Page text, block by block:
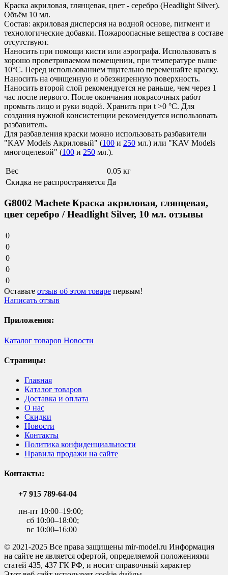
Краска акриловая, глянцевая, цвет - серебро (Headlight Silver).
Объём 10 мл.
Состав: акриловая дисперсия на водной основе, пигмент и
технологические добавки. Пожароопасные вещества в составе
отсутствуют.
Наносить при помощи кисти или аэрографа. Использовать в
хорошо проветриваемом помещении, при температуре выше
10°C. Перед использованием тщательно перемешайте краску.
Наносить на очищенную и обезжиренную поверхность.
Наносить второй слой рекомендуется не раньше, чем через 1
час после первого. После окончания покрасочных работ
промыть лицо и руки водой. Хранить при t >0 °C. Для
создания нужной консистенции рекомендуется использовать
разбавитель.
Для разбавления краски можно использовать разбавители
"KAV Models Акриловый" (100 и 250 мл.) или "KAV Models
многоцелевой" (100 и 250 мл.).
Вес
0.05 кг
Скидка не распространяется Да
G8002 Machete Краска акриловая, глянцевая,
цвет серебро / Headlight Silver, 10 мл. отзывы
0
0
0
0
0
Оставьте отзыв об этом товаре первым!
Написать отзыв
Приложения:
Каталог товаров Новости
Страницы:
Главная
Каталог товаров
Доставка и оплата
О нас
Скидки
Новости
Контакты
Политика конфиденциальности
Правила продажи на сайте
Контакты:
+7 915 789-64-04
пн-пт 10:00–19:00;
сб 10:00–18:00;
вс 10:00–16:00
© 2021-2025 Все права защищены mir-model.ru Информация
на сайте не является офертой, определяемой положениями
статей 435, 437 ГК РФ, и носит справочный характер